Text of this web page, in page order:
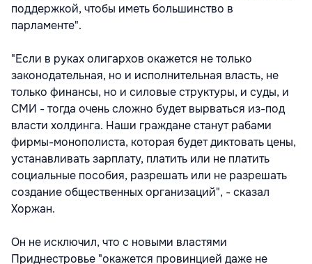
поддержкой, чтобы иметь большинство в
парламенте".
"Если в руках олигархов окажется не только
законодательная, но и исполнительная власть, не
только финансы, но и силовые структуры, и суды, и
СМИ - тогда очень сложно будет вырваться из-под
власти холдинга. Наши граждане станут рабами
фирмы-монополиста, которая будет диктовать цены,
устанавливать зарплату, платить или не платить
социальные пособия, разрешать или не разрешать
создание общественных организаций", - сказал
Хоржан.
Он не исключил, что с новыми властями
Приднестровье "окажется провинцией даже не